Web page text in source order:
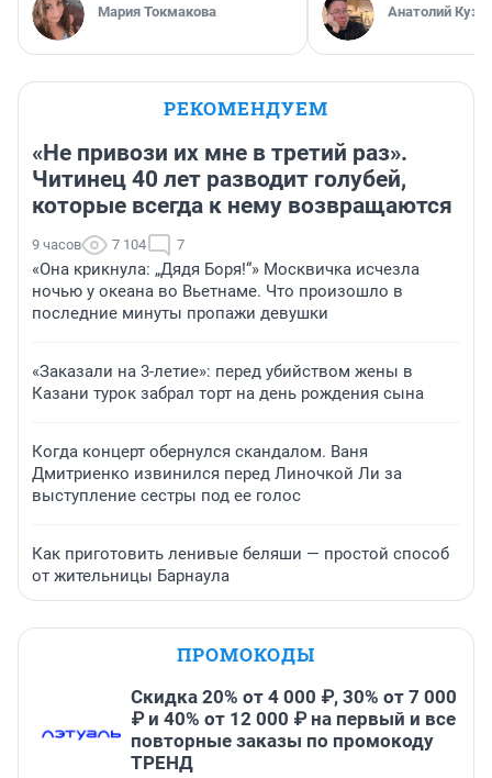
Мария Токмакова Анатолий
РЕКОМЕНДУЕМ
«Не привози их мне в третий раз».
Читинец 40 лет разводит голубей,
которые всегда к нему возвращаются
9 часов 7 104 7
«Она крикнула: „Дядя Боря!“» Москвичка исчезла
ночью у океана во Вьетнаме. Что произошло в
последние минуты пропажи девушки
«Заказали на 3-летие»: перед убийством жены в
Казани турок забрал торт на день рождения сына
Когда концерт обернулся скандалом. Ваня
Дмитриенко извинился перед Линочкой Ли за
выступление сестры под ее голос
Как приготовить ленивые беляши — простой способ
от жительницы Барнаула
ПРОМОКОДЫ
Скидка 20% от 4 000 ₽, 30% от 7 000
₽ и 40% от 12 000 ₽ на первый и все
повторные заказы по промокоду
ТРЕНД